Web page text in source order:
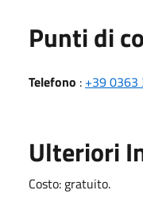
Punti di
Telefono : +39 0363
Ulteriori
Costo: gratuito.